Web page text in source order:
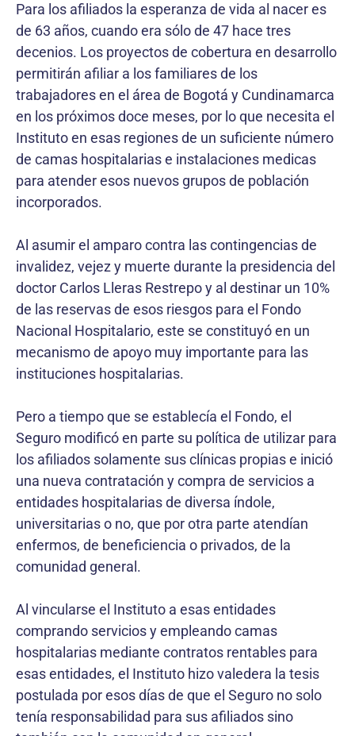
Para los afiliados la esperanza de vida al nacer es
de 63 años, cuando era sólo de 47 hace tres
decenios. Los proyectos de cobertura en desarrollo
permitirán afiliar a los familiares de los
trabajadores en el área de Bogotá y Cundinamarca
en los próximos doce meses, por lo que necesita el
Instituto en esas regiones de un suficiente número
de camas hospitalarias e instalaciones medicas
para atender esos nuevos grupos de población
incorporados.
Al asumir el amparo contra las contingencias de
invalidez, vejez y muerte durante la presidencia del
doctor Carlos Lleras Restrepo y al destinar un 10%
de las reservas de esos riesgos para el Fondo
Nacional Hospitalario, este se constituyó en un
mecanismo de apoyo muy importante para las
instituciones hospitalarias.
Pero a tiempo que se establecía el Fondo, el
Seguro modificó en parte su política de utilizar para
los afiliados solamente sus clínicas propias e inició
una nueva contratación y compra de servicios a
entidades hospitalarias de diversa índole,
universitarias o no, que por otra parte atendían
enfermos, de beneficiencia o privados, de la
comunidad general.
Al vincularse el Instituto a esas entidades
comprando servicios y empleando camas
hospitalarias mediante contratos rentables para
esas entidades, el Instituto hizo valedera la tesis
postulada por esos días de que el Seguro no solo
tenía responsabilidad para sus afiliados sino